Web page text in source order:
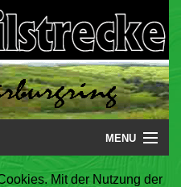
MENU
Mit der Nutzung der